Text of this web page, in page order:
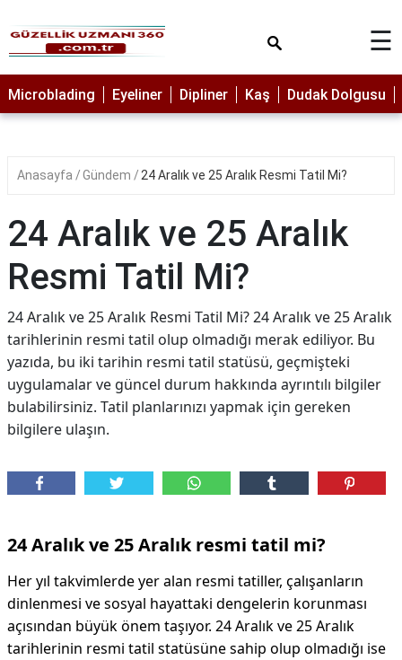
MAKYAJ
MİCROBLADİNG
LAZER
PROTEZ
PEELİNG
ERKEK
BAKIMI
CİLT
BAKIMI
DİPLİNER
☰
Microblading Eyeliner Dipliner Kaş Dudak Dolgusu
Anasayfa Gündem 24 Aralık ve 25 Aralık Resmi Tatil Mi?
24 Aralık ve 25 Aralık
Resmi Tatil Mi?
24 Aralık ve 25 Aralık Resmi Tatil Mi? 24 Aralık ve 25 Aralık
tarihlerinin resmi tatil olup olmadığı merak ediliyor. Bu
yazıda, bu iki tarihin resmi tatil statüsü, geçmişteki
uygulamalar ve güncel durum hakkında ayrıntılı bilgiler
bulabilirsiniz. Tatil planlarınızı yapmak için gereken
bilgilere ulaşın.
24 Aralık ve 25 Aralık resmi tatil mi?
Her yıl takvimlerde yer alan resmi tatiller, çalışanların
dinlenmesi ve sosyal hayattaki dengelerin korunması
açısından büyük önem taşıyor. 24 Aralık ve 25 Aralık
tarihlerinin resmi tatil statüsüne sahip olup olmadığı ise